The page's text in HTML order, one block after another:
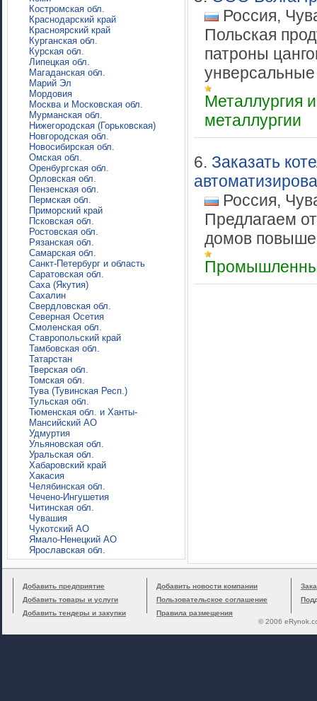
Костромская обл.
Краснодарский край
Красноярский край
Курганская обл.
Курская обл.
Липецкая обл.
Магаданская обл.
Марий Эл
Мордовия
Москва и Московская обл.
Мурманская обл.
Нижегородская (Горьковская)
Новгородская обл.
Новосибирская обл.
Омская обл.
Оренбургская обл.
Орловская обл.
Пензенская обл.
Пермская обл.
Приморский край
Псковская обл.
Ростовская обл.
Рязанская обл.
Самарская обл.
Санкт-Петербург и область
Саратовская обл.
Саха (Якутия)
Сахалин
Свердловская обл.
Северная Осетия
Смоленская обл.
Ставропольский край
Тамбовская обл.
Татарстан
Тверская обл.
Томская обл.
Тува (Тувинская Респ.)
Тульская обл.
Тюменская обл. и Ханты-
Мансийский АО
Удмуртия
Ульяновская обл.
Уральская обл.
Хабаровский край
Хакасия
Челябинская обл.
Чечено-Ингушетия
Читинская обл.
Чувашия
Чукотский АО
Ямало-Ненецкий АО
Ярославская обл.
Россия,
Польская
патроны
унверсальные
Металлургия
металлургии
6. Заказать
Россия,
Предлагаем
домов
Добавить предприятие
Добавить товары и услуги
Добавить тендеры и закупки
Добавить новости компании
Пользовательское соглашение
Правила размещения
© 2006